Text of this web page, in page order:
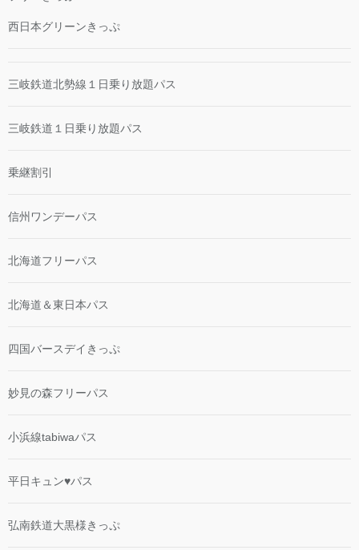
西日本グリーンきっぷ
三岐鉄道北勢線１日乗り放題パス
三岐鉄道１日乗り放題パス
乗継割引
信州ワンデーパス
北海道フリーパス
北海道＆東日本パス
四国バースデイきっぷ
妙見の森フリーパス
小浜線tabiwaパス
平日キュン♥パス
弘南鉄道大黒様きっぷ